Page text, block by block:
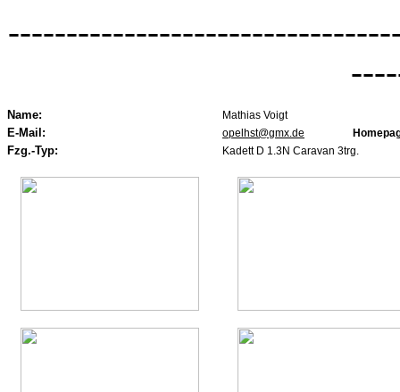
Name: Mathias Voigt
E-Mail: opelhst@gmx.de
Fzg.-Typ: Kadett D 1.3N Caravan 3trg.